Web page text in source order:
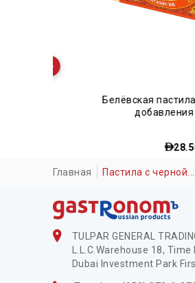
Белёвская пастила с
добавления сахара
28.50
Главная Пастила с черной...
TULPAR GENERAL
L.L.C.Warehouse 18, Time
Dubai Investment Park